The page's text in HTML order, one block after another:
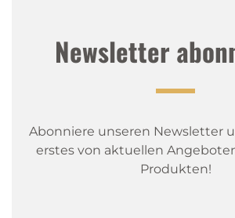
Newsletter
Abonniere unseren Newsletter
erstes von aktuellen
Produkten!